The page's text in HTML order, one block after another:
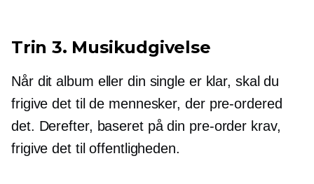
Trin 3. Musikudgivelse
Når dit album eller din single er klar, skal du
frigive det til de mennesker, der pre-ordered
det. Derefter, baseret på din pre-order krav,
frigive det til offentligheden.